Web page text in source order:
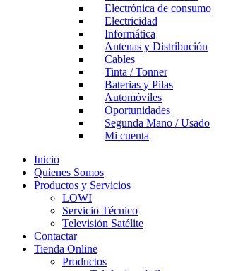
Electrónica de consumo
Electricidad
Informática
Antenas y Distribución
Cables
Tinta / Tonner
Baterias y Pilas
Automóviles
Oportunidades
Segunda Mano / Usado
Mi cuenta
Inicio
Quienes Somos
Productos y Servicios
LOWI
Servicio Técnico
Televisión Satélite
Contactar
Tienda Online
Productos